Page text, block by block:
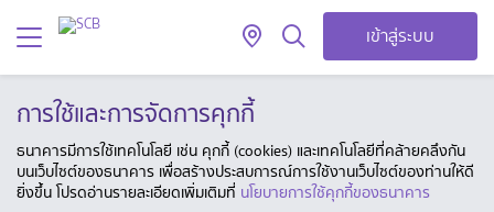
เข้าสู่ระบบ
การใช้และการจัดการคุกกี้
ธนาคารมีการใช้เทคโนโลยี เช่น คุกกี้ (cookies) และเทคโนโลยีที่คล้ายคลึงกัน
บนเว็บไซต์ของธนาคาร เพื่อสร้างประสบการณ์การใช้งานเว็บไซต์ของท่านให้ดี
ยิ่งขึ้น โปรดอ่านรายละเอียดเพิ่มเติมที่ นโยบายการใช้คุกกี้ของธนาคาร